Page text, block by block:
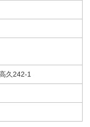
久242-1